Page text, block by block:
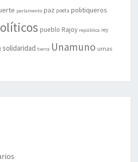
parlamento paz poeta politiqueros
pueblo Rajoy república rey
solidaridad tierra Unamuno urnas